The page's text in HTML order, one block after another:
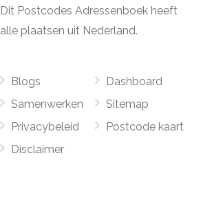
Postcodes Adressenboek heeft
plaatsen uit Nederland.
Blogs
Samenwerken
Privacybeleid
Disclaimer
Dashboard
Sitemap
Postcode kaart